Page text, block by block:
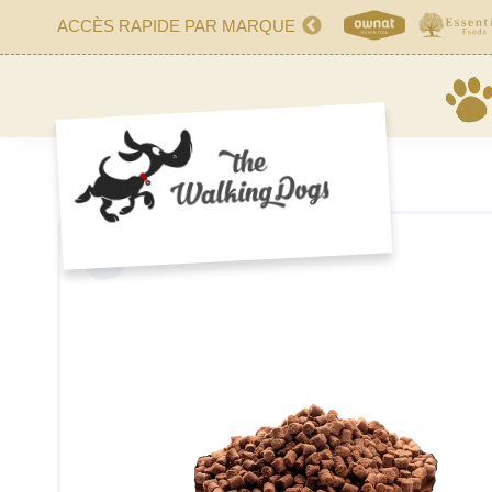
ACCÈS RAPIDE PAR MARQUE